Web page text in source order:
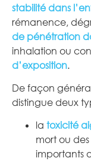
stabilité dans
rémanence,
de pénétration
inhalation ou
d’exposition.
De façon
distingue deux
la toxicité
mort ou
importants